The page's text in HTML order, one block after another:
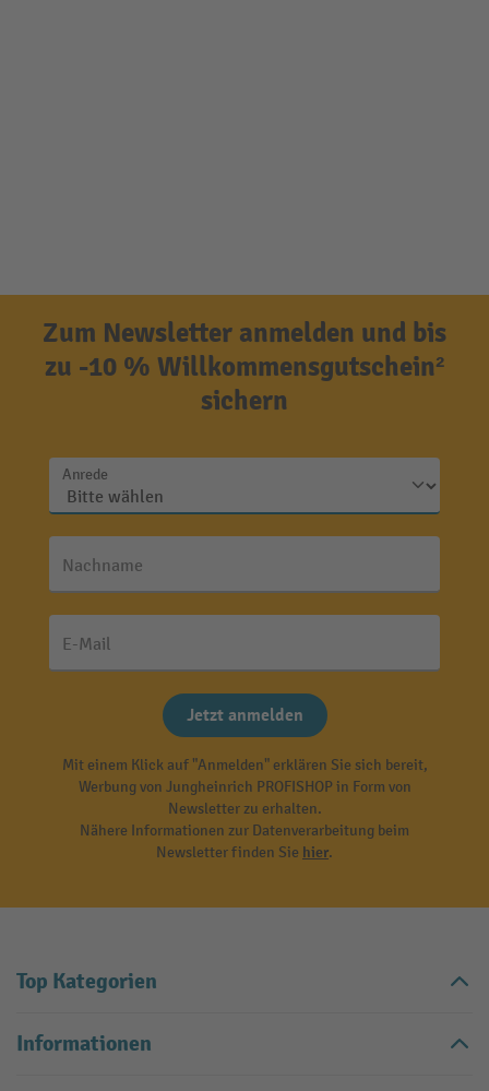
Zum Newsletter anmelden und bis
zu -10 % Willkommensgutschein²
sichern
Anrede
Nachname
E-Mail
Jetzt anmelden
Mit einem Klick auf "Anmelden" erklären Sie sich bereit,
Werbung von Jungheinrich PROFISHOP in Form von
Newsletter zu erhalten.
Nähere Informationen zur Datenverarbeitung beim
Newsletter finden Sie hier.
Top Kategorien
Informationen